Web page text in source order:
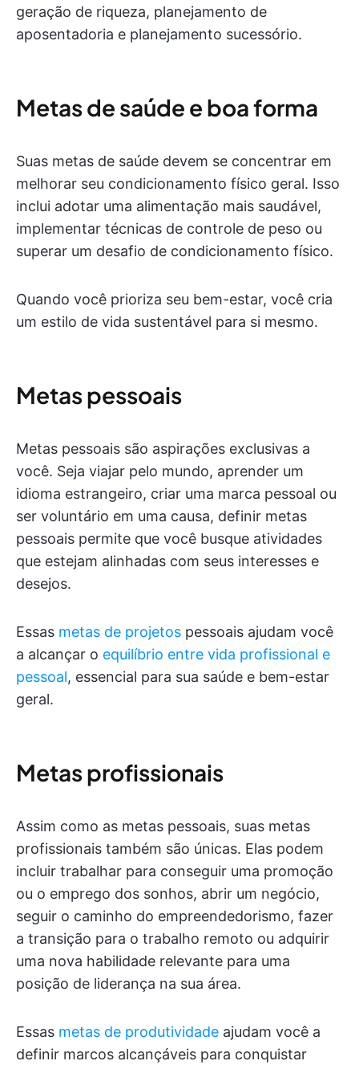
geração de riqueza, planejamento de
aposentadoria e planejamento sucessório.
Metas de saúde e boa forma
Suas metas de saúde devem se concentrar em
melhorar seu condicionamento físico geral. Isso
inclui adotar uma alimentação mais saudável,
implementar técnicas de controle de peso ou
superar um desafio de condicionamento físico.
Quando você prioriza seu bem-estar, você cria
um estilo de vida sustentável para si mesmo.
Metas pessoais
Metas pessoais são aspirações exclusivas a
você. Seja viajar pelo mundo, aprender um
idioma estrangeiro, criar uma marca pessoal ou
ser voluntário em uma causa, definir metas
pessoais permite que você busque atividades
que estejam alinhadas com seus interesses e
desejos.
Essas metas de projetos pessoais ajudam você
a alcançar o equilíbrio entre vida profissional e
pessoal, essencial para sua saúde e bem-estar
geral.
Metas profissionais
Assim como as metas pessoais, suas metas
profissionais também são únicas. Elas podem
incluir trabalhar para conseguir uma promoção
ou o emprego dos sonhos, abrir um negócio,
seguir o caminho do empreendedorismo, fazer
a transição para o trabalho remoto ou adquirir
uma nova habilidade relevante para uma
posição de liderança na sua área.
Essas metas de produtividade ajudam você a
definir marcos alcançáveis para conquistar